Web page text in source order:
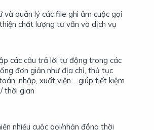
và quản lý các file ghi âm cuộc gọi
chất lượng tư vấn và dịch vụ
các câu trả lời tự động trong các
đơn giản như địa chỉ, thủ tục
nhập, xuất viện… giúp tiết kiệm
thời gian
nhiều cuộc gọi/nhận đồng thời